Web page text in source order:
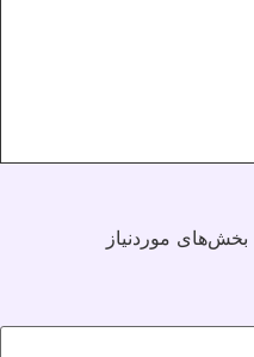
بخش‌های موردنیاز